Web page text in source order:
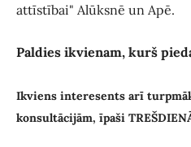
attīstībai" Alūksnē un Apē.
Paldies ikvienam, kurš
Ikviens interesents arī
konsultācijām, īpaši